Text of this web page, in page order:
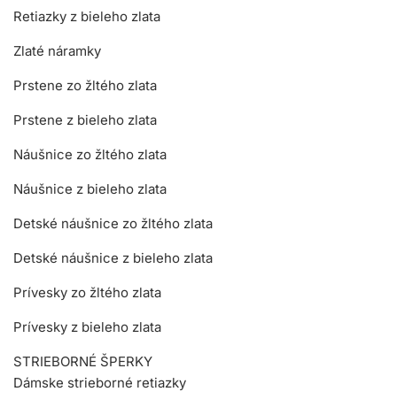
Retiazky z bieleho zlata
Zlaté náramky
Prstene zo žltého zlata
Prstene z bieleho zlata
Náušnice zo žltého zlata
Náušnice z bieleho zlata
Detské náušnice zo žltého zlata
Detské náušnice z bieleho zlata
Prívesky zo žltého zlata
Prívesky z bieleho zlata
STRIEBORNÉ ŠPERKY
Dámske strieborné retiazky